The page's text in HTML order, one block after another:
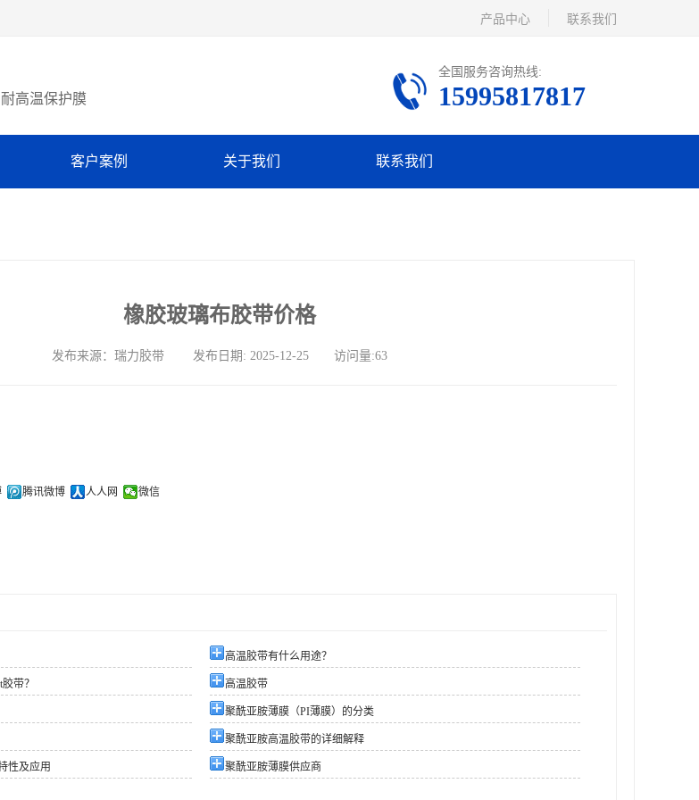
联系我们
产品中心
高温保护膜
全国服务咨询热线:
15995817817
客户案例 关于我们 联系我们
橡胶玻璃布胶带价格
发布来源：瑞力胶带 发布日期: 2025-12-25 访问量:63
腾讯微博 人人网 微信
高温胶带有什么用途？
带？ 高温胶带
聚酰亚胺薄膜（PI薄膜）的分类
聚酰亚胺高温胶带的详细解释
性及应用 聚酰亚胺薄膜供应商